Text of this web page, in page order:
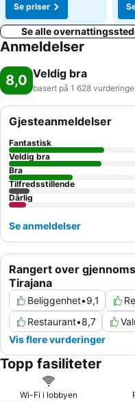
Se priser
Se alle
Anmeldelser
8,0 Veldig bra
basert på 1 628
Rangert over
Tirajana
Beliggenhet•9,1
Restaurant•8,7
Vis flere vurderinger
Gjesteanmeldelser
Fantastisk
Veldig bra
Bra
Tilfredsstillende
Dårlig
Se anmeldelser
Topp fasiliteter
Wi-Fi i lobbyen